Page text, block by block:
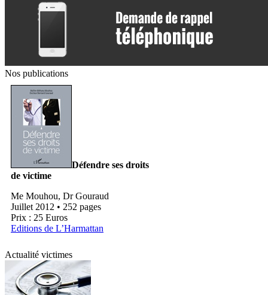
Nos publications
Défendre ses droits
de victime
Me Mouhou, Dr Gouraud
Juillet 2012 • 252 pages
Prix : 25 Euros
Editions de L’Harmattan
Actualité victimes